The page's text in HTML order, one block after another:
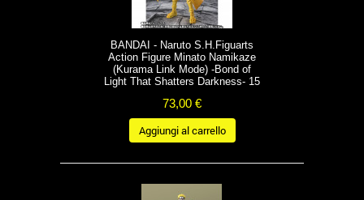
BANDAI - Naruto S.H.Figuarts
Action Figure Minato Namikaze
(Kurama Link Mode) -Bond of
Light That Shatters Darkness- 15
73,00 €
Aggiungi al carrello